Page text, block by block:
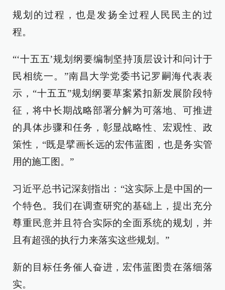
规划的过程，也是发扬全过程人民民主的过
程。
“‘十五五’规划纲要编制坚持顶层设计和问计于
民相统一。”南昌大学党委书记罗嗣海代表表
示，“十五五”规划纲要草案紧扣新发展阶段特
征，将中长期战略部署分解为可落地、可推进
的具体步骤和任务，彰显战略性、宏观性、政
策性，“既是擘画长远的宏伟蓝图，也是务实管
用的施工图。”
习近平总书记深刻指出：“这实际上是中国的一
个特色。我们在调查研究的基础上，提出充分
尊重民意并且符合实际的全面系统的规划，并
且有超强的执行力来落实这些规划。”
新的目标任务催人奋进，宏伟蓝图贵在落细落
实。